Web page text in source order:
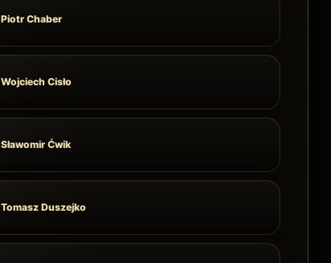
Piotr Chaber
Wojciech Cisło
Sławomir Ćwik
Tomasz Duszejko